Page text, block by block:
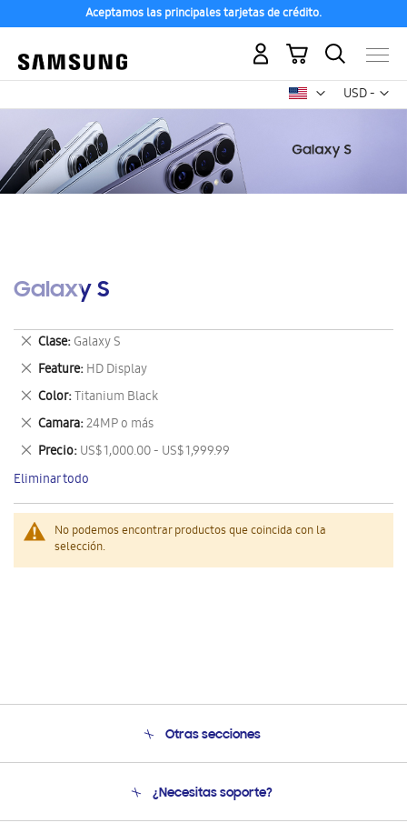
Aceptamos las principales tarjetas de crédito.
USD -
dólar
Mi carrito
Galaxy S
No podemos encontrar productos que coincida con la
selección.
Clase Galaxy S
Eliminar
este
artículo
Feature HD Display
Eliminar
este
artículo
Color Titanium Black
Eliminar
este
artículo
Camara 24MP o más
Eliminar
este
artículo
Precio US$ 1,000.00 - US$ 1,999.99
Eliminar
este
artículo
Eliminar todo
Otras secciones
Soporte
¿Necesitas soporte?